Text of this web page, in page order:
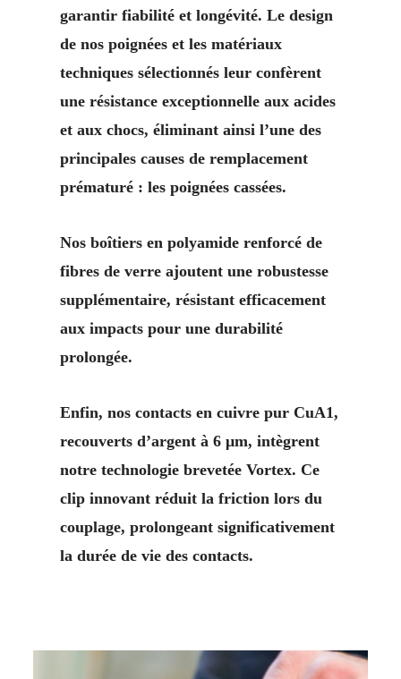
garantir fiabilité et longévité. Le design
de nos poignées et les matériaux
techniques sélectionnés leur confèrent
une résistance exceptionnelle aux acides
et aux chocs, éliminant ainsi l’une des
principales causes de remplacement
prématuré : les poignées cassées.
Nos boîtiers en polyamide renforcé de
fibres de verre ajoutent une robustesse
supplémentaire, résistant efficacement
aux impacts pour une durabilité
prolongée.
Enfin, nos contacts en cuivre pur CuA1,
recouverts d’argent à 6 μm, intègrent
notre technologie brevetée Vortex. Ce
clip innovant réduit la friction lors du
couplage, prolongeant significativement
la durée de vie des contacts.